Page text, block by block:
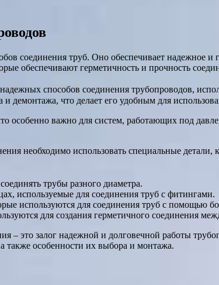
соединения труб. Оно обеспечивает надежное и
обеспечивают герметичность и прочность
способов соединения трубопроводов,
демонтажа, что делает его удобным для
особенно важно для систем, работающих под
необходимо использовать специальные
трубы разного диаметра.
используемые для соединения труб с фитингами.
используются для соединения труб с помощью
для создания герметичного соединения
– это залог надежной и долговечной работы
также особенности их выбора и монтажа.